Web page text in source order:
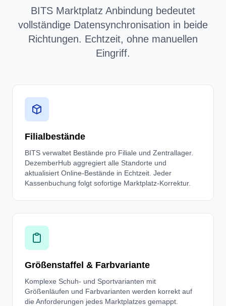
BITS Marktplatz Anbindung bedeutet
vollständige Datensynchronisation in beide
Richtungen. Echtzeit, ohne manuellen
Eingriff.
Filialbestände
BITS verwaltet Bestände pro Filiale und Zentrallager.
DezemberHub aggregiert alle Standorte und
aktualisiert Online-Bestände in Echtzeit. Jeder
Kassenbuchung folgt sofortige Marktplatz-Korrektur.
Größenstaffel & Farbvariante
Komplexe Schuh- und Sportvarianten mit
Größenläufen und Farbvarianten werden korrekt auf
die Anforderungen jedes Marktplatzes gemappt.